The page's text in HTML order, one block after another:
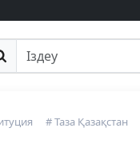
іздеу
# Таза Қазақстан